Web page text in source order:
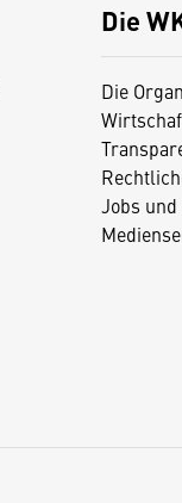
Die
Die
Jobs